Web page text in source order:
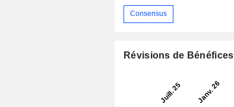
Consensus
Révisions de Bénéfices